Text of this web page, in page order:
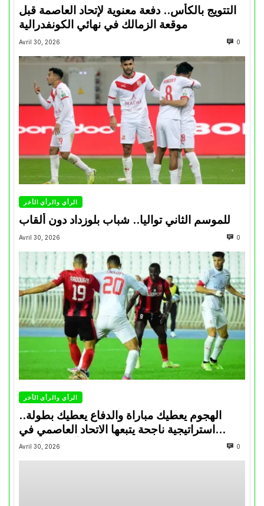
التتويج بالكأس.. دفعة معنوية لإتحاد العاصمة قبل
موقعة الزمالك في نهائي الكونفدرالية
Avril 30, 2026 0
الرأي والرأي الأخر
للموسم الثاني تواليا.. شباب بلوزداد دون ألقاب
Avril 30, 2026 0
الرأي والرأي الأخر
الهجوم يعطيك مباراة والدفاع يعطيك بطولة..
استراتيجية ناجحة يتبعها الاتحاد العاصمي في
تتويجاته آخر السنوات
Avril 30, 2026 0